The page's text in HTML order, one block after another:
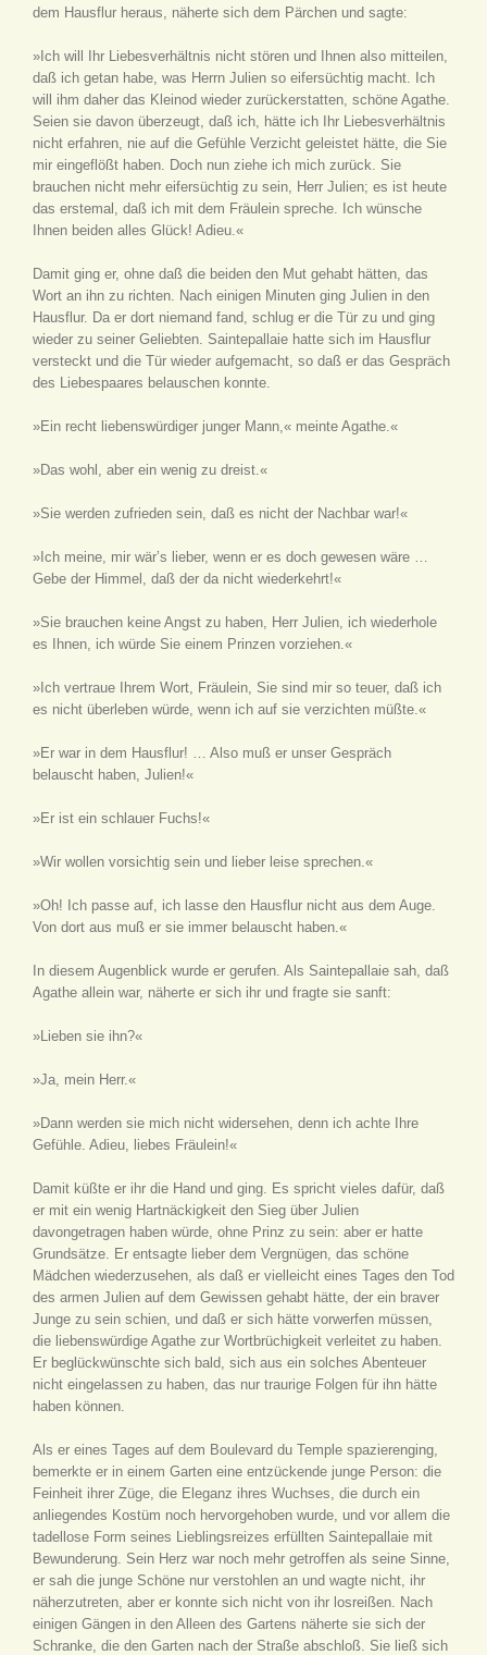
dem Hausflur heraus, näherte sich dem Pärchen und sagte:
»Ich will Ihr Liebesverhältnis nicht stören und Ihnen also mitteilen,
daß ich getan habe, was Herrn Julien so eifersüchtig macht. Ich
will ihm daher das Kleinod wieder zurückerstatten, schöne Agathe.
Seien sie davon überzeugt, daß ich, hätte ich Ihr Liebesverhältnis
nicht erfahren, nie auf die Gefühle Verzicht geleistet hätte, die Sie
mir eingeflößt haben. Doch nun ziehe ich mich zurück. Sie
brauchen nicht mehr eifersüchtig zu sein, Herr Julien; es ist heute
das erstemal, daß ich mit dem Fräulein spreche. Ich wünsche
Ihnen beiden alles Glück! Adieu.«
Damit ging er, ohne daß die beiden den Mut gehabt hätten, das
Wort an ihn zu richten. Nach einigen Minuten ging Julien in den
Hausflur. Da er dort niemand fand, schlug er die Tür zu und ging
wieder zu seiner Geliebten. Saintepallaie hatte sich im Hausflur
versteckt und die Tür wieder aufgemacht, so daß er das Gespräch
des Liebespaares belauschen konnte.
»Ein recht liebenswürdiger junger Mann,« meinte Agathe.«
»Das wohl, aber ein wenig zu dreist.«
»Sie werden zufrieden sein, daß es nicht der Nachbar war!«
»Ich meine, mir wär’s lieber, wenn er es doch gewesen wäre …
Gebe der Himmel, daß der da nicht wiederkehrt!«
»Sie brauchen keine Angst zu haben, Herr Julien, ich wiederhole
es Ihnen, ich würde Sie einem Prinzen vorziehen.«
»Ich vertraue Ihrem Wort, Fräulein, Sie sind mir so teuer, daß ich
es nicht überleben würde, wenn ich auf sie verzichten müßte.«
»Er war in dem Hausflur! … Also muß er unser Gespräch
belauscht haben, Julien!«
»Er ist ein schlauer Fuchs!«
»Wir wollen vorsichtig sein und lieber leise sprechen.«
»Oh! Ich passe auf, ich lasse den Hausflur nicht aus dem Auge.
Von dort aus muß er sie immer belauscht haben.«
In diesem Augenblick wurde er gerufen. Als Saintepallaie sah, daß
Agathe allein war, näherte er sich ihr und fragte sie sanft:
»Lieben sie ihn?«
»Ja, mein Herr.«
»Dann werden sie mich nicht widersehen, denn ich achte Ihre
Gefühle. Adieu, liebes Fräulein!«
Damit küßte er ihr die Hand und ging. Es spricht vieles dafür, daß
er mit ein wenig Hartnäckigkeit den Sieg über Julien
davongetragen haben würde, ohne Prinz zu sein: aber er hatte
Grundsätze. Er entsagte lieber dem Vergnügen, das schöne
Mädchen wiederzusehen, als daß er vielleicht eines Tages den Tod
des armen Julien auf dem Gewissen gehabt hätte, der ein braver
Junge zu sein schien, und daß er sich hätte vorwerfen müssen,
die liebenswürdige Agathe zur Wortbrüchigkeit verleitet zu haben.
Er beglückwünschte sich bald, sich aus ein solches Abenteuer
nicht eingelassen zu haben, das nur traurige Folgen für ihn hätte
haben können.
Als er eines Tages auf dem Boulevard du Temple spazierenging,
bemerkte er in einem Garten eine entzückende junge Person: die
Feinheit ihrer Züge, die Eleganz ihres Wuchses, die durch ein
anliegendes Kostüm noch hervorgehoben wurde, und vor allem die
tadellose Form seines Lieblingsreizes erfüllten Saintepallaie mit
Bewunderung. Sein Herz war noch mehr getroffen als seine Sinne,
er sah die junge Schöne nur verstohlen an und wagte nicht, ihr
näherzutreten, aber er konnte sich nicht von ihr losreißen. Nach
einigen Gängen in den Alleen des Gartens näherte sie sich der
Schranke, die den Garten nach der Straße abschloß. Sie ließ sich